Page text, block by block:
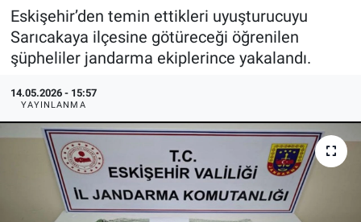
Eskişehir’den temin ettikleri uyuşturucuyu
Sarıcakaya ilçesine götüreceği öğrenilen
şüpheliler jandarma ekiplerince yakalandı.
14.05.2026 - 15:57
YAYINLANMA
Dünya
Sağlık
Alış-Veriş/İş dünyası
Röportaj
Ekonomi
Kültür Sanat
Politika
Bilecik
Son Dakika Haberleri
Haber Arşivi